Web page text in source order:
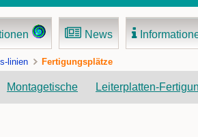
News
linien Fertigungsplätze
überspringen
Montagetische Leiterplatten-